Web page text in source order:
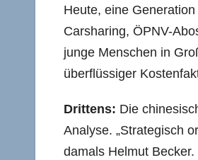
Heute, eine
Carsharing, ÖPNV-
junge Menschen in
überflüssiger
Drittens: Die
Analyse. „Strategisch
damals Helmut